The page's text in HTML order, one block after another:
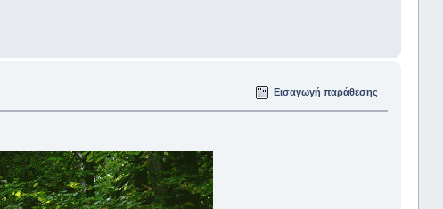
Εισαγωγή παράθεσης